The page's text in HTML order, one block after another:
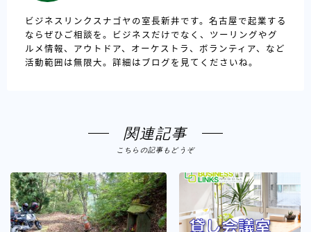
ビジネスリンクスナゴヤの室長新井です。名古屋で起業する
ならぜひご相談を。ビジネスだけでなく、ツーリングやグ
ルメ情報、アウトドア、オーケストラ、ボランティア、など
活動範囲は無限大。詳細はブログを見てくださいね。
関連記事
こちらの記事もどうぞ